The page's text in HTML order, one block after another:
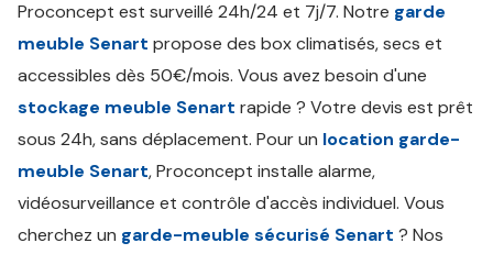
Proconcept est surveillé 24h/24 et 7j/7. Notre garde
meuble Senart propose des box climatisés, secs et
accessibles dès 50€/mois. Vous avez besoin d'une
stockage meuble Senart rapide ? Votre devis est prêt
sous 24h, sans déplacement. Pour un location garde-
meuble Senart, Proconcept installe alarme,
vidéosurveillance et contrôle d'accès individuel. Vous
cherchez un garde-meuble sécurisé Senart ? Nos